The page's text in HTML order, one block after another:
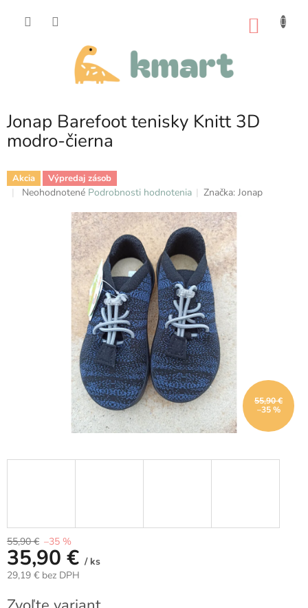
Jonap Barefoot tenisky Knitt 3D
modro-čierna
Akcia Výpredaj zásob
Priemerné
Neohodnotené Podrobnosti hodnotenia Značka:Jonap
55,90 €
–35 %
55,90 € –35 %
35,90 € / ks
29,19 € bez DPH